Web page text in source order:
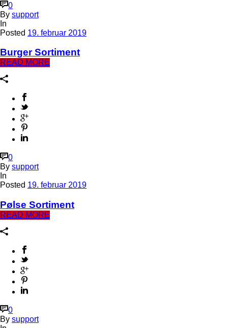
0
By support
In
Posted 19. februar 2019
Burger Sortiment
READ MORE
0
By support
In
Posted 19. februar 2019
Pølse Sortiment
READ MORE
0
By support